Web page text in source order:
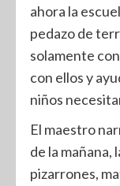
ahora la
pedazo de
solamente
con ellos y
niños
El maestro
de la mañana,
pizarrones,